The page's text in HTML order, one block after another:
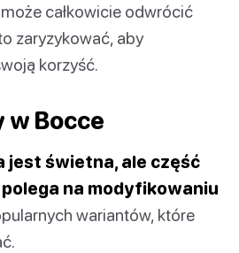
całkowicie odwrócić
zaryzykować, aby
korzyść.
w Bocce
jest świetna, ale część
na modyfikowaniu
wariantów, które